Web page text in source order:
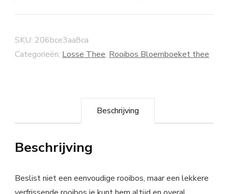
SKU: 206bce3aa8ca
Categorieën: Losse Thee, Rooibos Bloemboeket thee
Beschrijving
Beschrijving
Beslist niet een eenvoudige rooibos, maar een lekkere